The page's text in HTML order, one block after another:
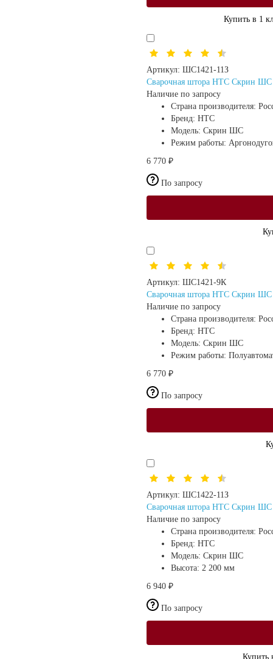
Купить в 1
Артикул: ШС1421-11З
Сварочная штора HTC Скрин ШС
Наличие по запросу
Страна производителя:
Бренд: HTC
Модель: Скрин ШС
Режим работы:
6 770 ₽
По запросу
Артикул: ШС1421-9К
Сварочная штора HTC Скрин ШС
Наличие по запросу
Страна производителя:
Бренд: HTC
Модель: Скрин ШС
Режим работы:
6 770 ₽
По запросу
Артикул: ШС1422-11З
Сварочная штора HTC Скрин ШС
Наличие по запросу
Страна производителя:
Бренд: HTC
Модель: Скрин ШС
Высота: 2 200 мм
6 940 ₽
По запросу
Купить